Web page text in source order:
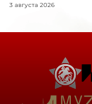
3 августа 2026